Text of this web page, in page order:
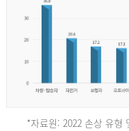
*자료원: 2022 손상 유형